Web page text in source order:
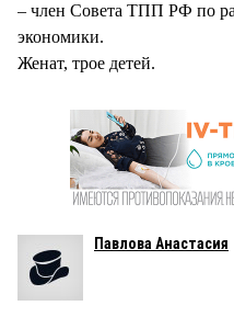
– член Совета ТПП РФ по
экономики.
Женат, трое детей.
Павлова Анастасия